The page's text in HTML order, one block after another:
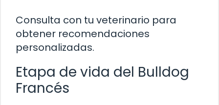
Consulta con tu veterinario para
obtener recomendaciones
personalizadas.
Etapa de vida del Bulldog
Francés